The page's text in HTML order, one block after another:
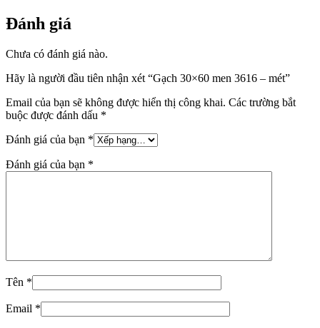
Đánh giá
Chưa có đánh giá nào.
Hãy là người đầu tiên nhận xét “Gạch 30×60 men 3616 – mét”
Email của bạn sẽ không được hiển thị công khai. Các trường bắt
buộc được đánh dấu *
Đánh giá của bạn *
Đánh giá của bạn *
Tên *
Email *